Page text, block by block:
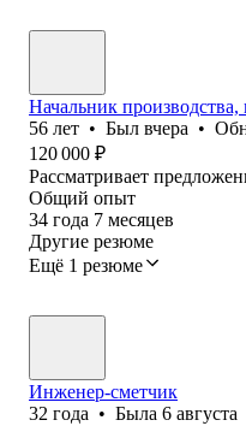
Начальник
56 лет • Был вчера •
120 000 ₽
Рассматривает
Общий опыт
34 года 7 месяцев
Другие резюме
Ещё 1 резюме
Инженер-сметчик
32 года • Была 6 августа